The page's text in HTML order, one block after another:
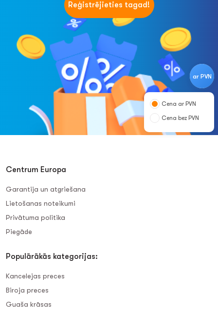
ar PVN
Cena ar PVN
Cena bez PVN
Reģistrējieties tagad!
Centrum Europa
Garantija un atgriešana
Lietošanas noteikumi
Privātuma politika
Piegāde
Populārākās kategorijas:
Kancelejas preces
Biroja preces
Guaša krāsas